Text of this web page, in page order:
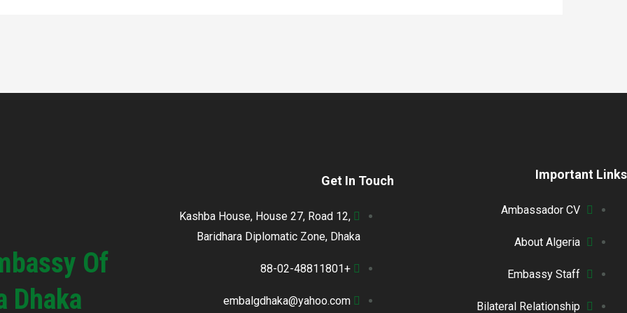
Important Links
Ambassador CV
About Algeria
Embassy Staff
Bilateral Relationship
Get In Touch
Kashba House, House 27, Road 12,
Baridhara Diplomatic Zone, Dhaka
+88-02-48811801
embalgdhaka@yahoo.com
Of
Dhaka